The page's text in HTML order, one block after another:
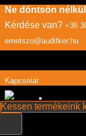
Ne döntsön
Kérdése van? +36
emetszo@auditker.hu
Kapcsolat